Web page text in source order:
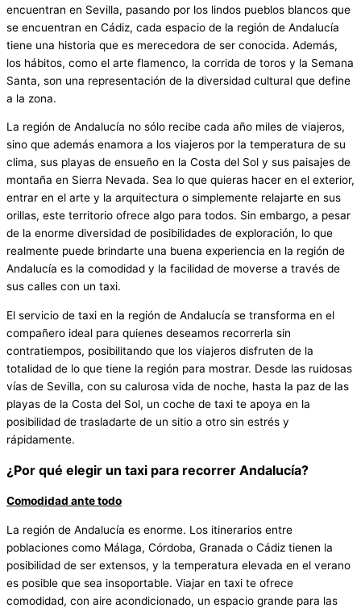
encuentran en Sevilla, pasando por los lindos pueblos blancos que
se encuentran en Cádiz, cada espacio de la región de Andalucía
tiene una historia que es merecedora de ser conocida. Además,
los hábitos, como el arte flamenco, la corrida de toros y la Semana
Santa, son una representación de la diversidad cultural que define
a la zona.
La región de Andalucía no sólo recibe cada año miles de viajeros,
sino que además enamora a los viajeros por la temperatura de su
clima, sus playas de ensueño en la Costa del Sol y sus paisajes de
montaña en Sierra Nevada. Sea lo que quieras hacer en el exterior,
entrar en el arte y la arquitectura o simplemente relajarte en sus
orillas, este territorio ofrece algo para todos. Sin embargo, a pesar
de la enorme diversidad de posibilidades de exploración, lo que
realmente puede brindarte una buena experiencia en la región de
Andalucía es la comodidad y la facilidad de moverse a través de
sus calles con un taxi.
El servicio de taxi en la región de Andalucía se transforma en el
compañero ideal para quienes deseamos recorrerla sin
contratiempos, posibilitando que los viajeros disfruten de la
totalidad de lo que tiene la región para mostrar. Desde las ruidosas
vías de Sevilla, con su calurosa vida de noche, hasta la paz de las
playas de la Costa del Sol, un coche de taxi te apoya en la
posibilidad de trasladarte de un sitio a otro sin estrés y
rápidamente.
¿Por qué elegir un taxi para recorrer Andalucía?
Comodidad ante todo
La región de Andalucía es enorme. Los itinerarios entre
poblaciones como Málaga, Córdoba, Granada o Cádiz tienen la
posibilidad de ser extensos, y la temperatura elevada en el verano
es posible que sea insoportable. Viajar en taxi te ofrece
comodidad, con aire acondicionado, un espacio grande para las